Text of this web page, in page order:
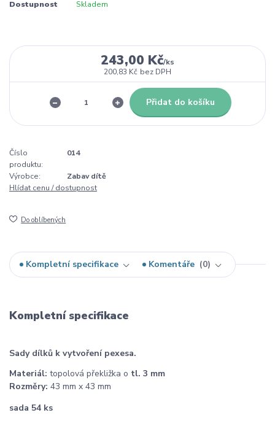
Dostupnost Skladem
243,00 Kč/ks
200,83 Kč bez DPH
Přidat do košíku
Číslo
produktu:
014
Výrobce:
Zabav dítě
Hlídat cenu / dostupnost
Do oblíbených
Kompletní specifikace Komentáře 0
Kompletní specifikace
Sady dílků k vytvoření pexesa.
Materiál: topolová překližka o tl. 3 mm
Rozměry: 43 mm x 43 mm
sada 54 ks